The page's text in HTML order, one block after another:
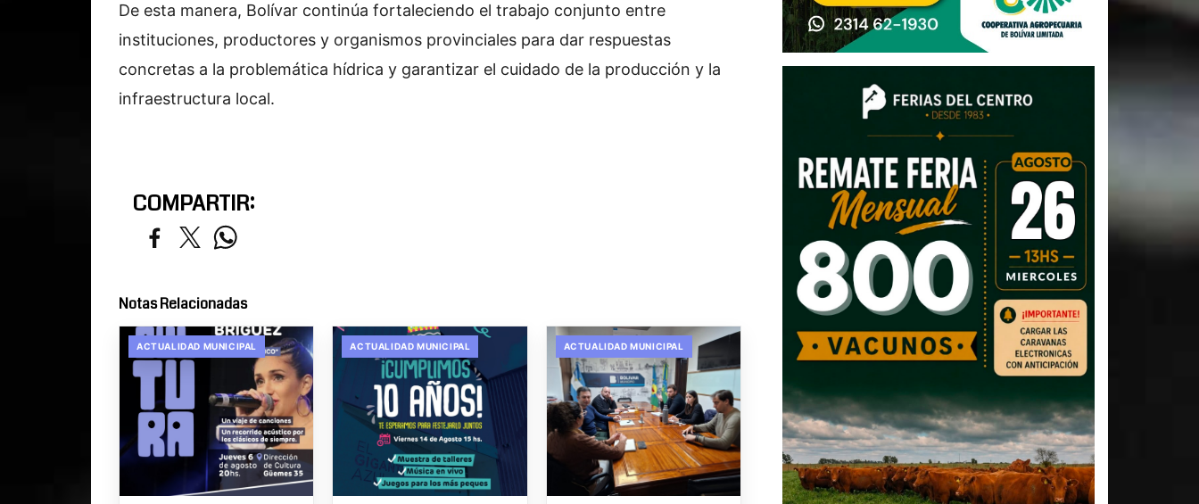
De esta manera, Bolívar continúa fortaleciendo el trabajo conjunto entre
instituciones, productores y organismos provinciales para dar respuestas
concretas a la problemática hídrica y garantizar el cuidado de la producción y la
infraestructura local.
COMPARTIR:
Notas Relacionadas
ACTUALIDAD MUNICIPAL ACTUALIDAD MUNICIPAL ACTUALIDAD MUNICIPAL